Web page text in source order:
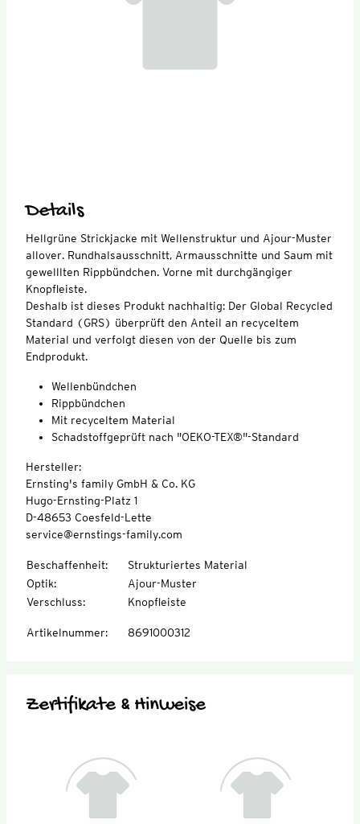
Details
Hellgrüne Strickjacke mit Wellenstruktur und Ajour-Muster
allover. Rundhalsausschnitt, Armausschnitte und Saum mit
gewelllten Rippbündchen. Vorne mit durchgängiger
Knopfleiste.
Deshalb ist dieses Produkt nachhaltig: Der Global Recycled
Standard (GRS) überprüft den Anteil an recyceltem
Material und verfolgt diesen von der Quelle bis zum
Endprodukt.
Wellenbündchen
Rippbündchen
Mit recyceltem Material
Schadstoffgeprüft nach "OEKO-TEX®"-Standard
Hersteller:
Ernsting's family GmbH & Co. KG
Hugo-Ernsting-Platz 1
D-48653 Coesfeld-Lette
service@ernstings-family.com
Beschaffenheit:
Strukturiertes Material
Optik:
Ajour-Muster
Verschluss: Knopfleiste
Artikelnummer: 8691000312
Zertifikate & Hinweise